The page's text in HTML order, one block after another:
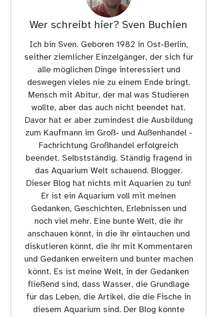
Wer schreibt hier? Sven Buchien
Ich bin Sven. Geboren 1982 in Ost-Berlin,
seither ziemlicher Einzelgänger, der sich für
alle möglichen Dinge interessiert und
deswegen vieles nie zu einem Ende bringt.
Mensch mit Abitur, der mal was Studieren
wollte, aber das auch nicht beendet hat.
Davor hat er aber zumindest die Ausbildung
zum Kaufmann im Groß- und Außenhandel -
Fachrichtung Großhandel erfolgreich
beendet. Selbstständig. Ständig fragend in
das Aquarium Welt schauend. Blogger.
Dieser Blog hat nichts mit Aquarien zu tun!
Er ist ein Aquarium voll mit meinen
Gedanken, Geschichten, Erlebnissen und
noch viel mehr. Eine bunte Welt, die ihr
anschauen könnt, in die ihr eintauchen und
diskutieren könnt, die ihr mit Kommentaren
und Gedanken erweitern und bunter machen
könnt. Es ist meine Welt, in der Gedanken
fließend sind, dass Wasser, die Grundlage
für das Leben, die Artikel, die die Fische in
diesem Aquarium sind. Der Blog könnte